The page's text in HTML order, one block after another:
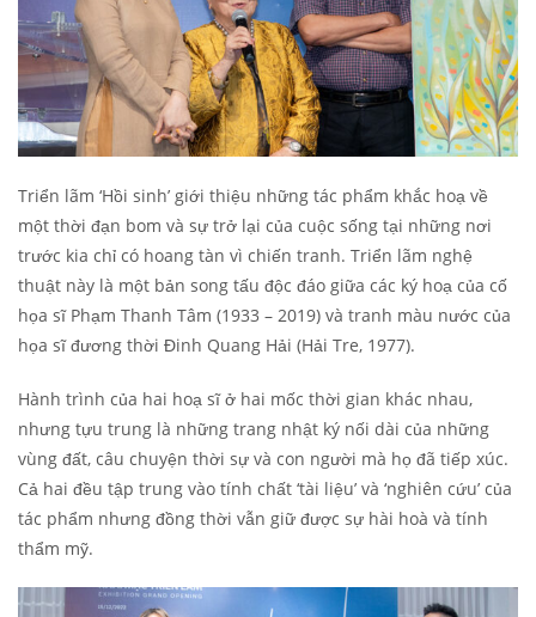
Triển lãm ‘Hồi sinh’ giới thiệu những tác phẩm khắc hoạ về
một thời đạn bom và sự trở lại của cuộc sống tại những nơi
trước kia chỉ có hoang tàn vì chiến tranh. Triển lãm nghệ
thuật này là một bản song tấu độc đáo giữa các ký hoạ của cố
họa sĩ Phạm Thanh Tâm (1933 – 2019) và tranh màu nước của
họa sĩ đương thời Đinh Quang Hải (Hải Tre, 1977).
Hành trình của hai hoạ sĩ ở hai mốc thời gian khác nhau,
nhưng tựu trung là những trang nhật ký nối dài của những
vùng đất, câu chuyện thời sự và con người mà họ đã tiếp xúc.
Cả hai đều tập trung vào tính chất ‘tài liệu’ và ‘nghiên cứu’ của
tác phẩm nhưng đồng thời vẫn giữ được sự hài hoà và tính
thẩm mỹ.